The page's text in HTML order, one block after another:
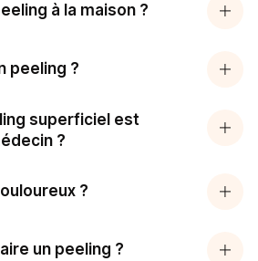
à la maison ?
peeling ?
superficiel est
?
?
un peeling ?